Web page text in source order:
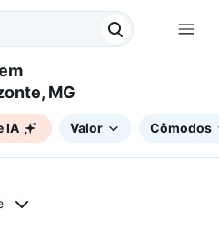
MG
IA Valor Cômodos